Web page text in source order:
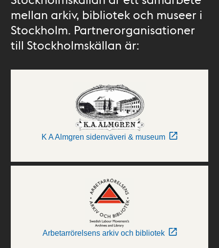
mellan arkiv, bibliotek och museer i
Stockholm. Partnerorganisationer
till Stockholmskällan är:
K A Almgren sidenväveri & museum
Arbetarrörelsens arkiv och bibliotek